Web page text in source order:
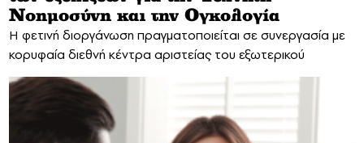
Νοημοσύνη και την Ογκολογία
Η φετινή διοργάνωση πραγματοποιείται σε συνεργασία με
κορυφαία διεθνή κέντρα αριστείας του εξωτερικού